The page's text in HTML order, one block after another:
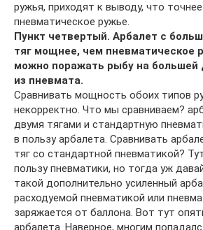
ружья, приходят к выводу, что
пневматическое ружье.
Пункт четвертый. Арбалет с
тяг мощнее, чем пневматическое
можно поражать рыбу на большей
из пневмата.
Сравнивать мощность обоих типов
некорректно. Что мы сравниваем?
двумя тягами и стандартную
в пользу арбалета. Сравнивать
тяг со стандартной пневматикой?
пользу пневматики, но тогда уж
такой дополнительно усиленный
расходуемой пневматикой или
заряжается от баллона. Вот тут
арбалета. Наверное, многим